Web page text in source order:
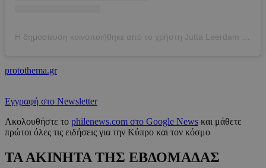
protothema.gr
Εγγραφή στο Newsletter
Ακολουθήστε το philenews.com στο Google News και μάθετε
πρώτοι όλες τις ειδήσεις για την Κύπρο και τον κόσμο
ΤΑ ΑΚΙΝΗΤΑ ΤΗΣ ΕΒΔΟΜΑΔΑΣ